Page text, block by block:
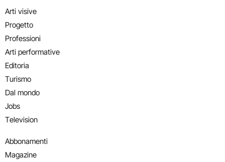
Arti visive
Progetto
Professioni
Arti performative
Editoria
Turismo
Dal mondo
Jobs
Television
Abbonamenti
Magazine